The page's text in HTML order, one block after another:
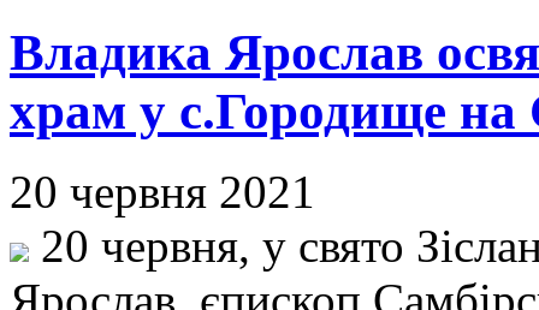
Владика Ярослав
храм у с.Городище
20 червня 2021
20 червня, у свято